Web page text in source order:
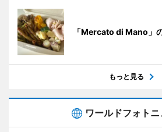
「Mercato di Mano」
もっと見る
ワールドフォトニ